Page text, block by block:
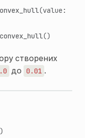
(value:
()
створених
до 0.01 .